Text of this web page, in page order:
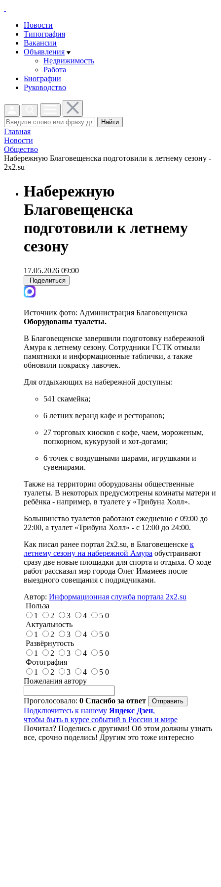
Новости
Типография
Вакансии
Объявления
Недвижимость
Работа
Биографии
Руководство
Найти
Главная
Новости
Общество
Набережную Благовещенска подготовили к летнему сезону -
2x2.su
Набережную
Благовещенска
подготовили к летнему
сезону
17.05.2026 09:00
Поделиться
Источник фото: Администрация Благовещенска
Оборудованы туалеты.
В Благовещенске завершили подготовку набережной
Амура к летнему сезону. Сотрудники ГСТК отмыли
памятники и информационные таблички, а также
обновили покраску лавочек.
Для отдыхающих на набережной доступны:
541 скамейка;
6 летних веранд кафе и ресторанов;
27 торговых киосков с кофе, чаем, мороженым,
попкорном, кукурузой и хот-догами;
6 точек с воздушными шарами, игрушками и
сувенирами.
Также на территории оборудованы общественные
туалеты. В некоторых предусмотрены комнаты матери и
ребёнка - например, в туалете у «Трибуна Холл».
Большинство туалетов работают ежедневно с 09:00 до
22:00, а туалет «Трибуна Холл» - с 12:00 до 24:00.
Как писал ранее портал 2х2.su, в Благовещенске к
летнему сезону на набережной Амура обустраивают
сразу две новые площадки для спорта и отдыха. О ходе
работ рассказал мэр города Олег Имамеев после
выездного совещания с подрядчиками.
Автор: Информационная служба портала 2x2.su
Польза
1
2 3 4 5 0
Актуальность
1
2 3 4 5 0
Развёрнутость
1
2 3 4 5 0
Фотография
1
2 3 4 5 0
Пожелания автору
Проголосовало: 0 Спасибо за ответ
Подключитесь к нашему Яндекс Дзен,
чтобы быть в курсе событий в России и мире
Почитал? Поделись с другими! Об этом должны узнать
все, срочно поделись! Другим это тоже интересно